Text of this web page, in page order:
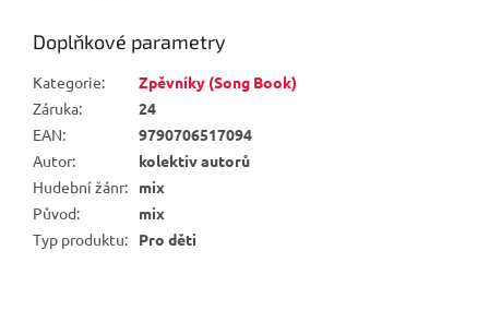
Doplňkové parametry
Kategorie:
Zpěvníky (Song Book)
Záruka:
24
EAN:
9790706517094
Autor:
kolektiv autorů
Hudební žánr:
mix
Původ:
mix
Typ produktu: Pro děti